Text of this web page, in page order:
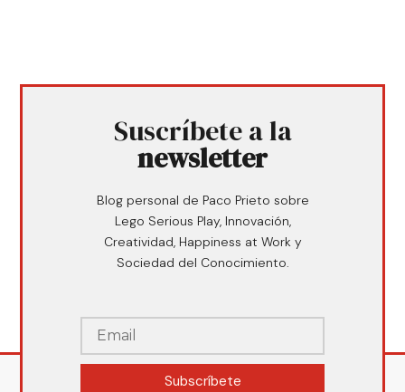
Suscríbete a la
newsletter
Blog personal de Paco Prieto sobre
Lego Serious Play, Innovación,
Creatividad, Happiness at Work y
Sociedad del Conocimiento.
Subscríbete